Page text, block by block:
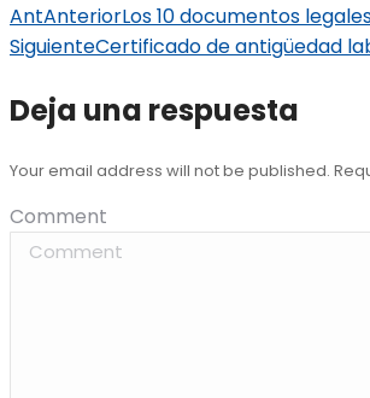
AntAnteriorLos 10 documentos
SiguienteCertificado de antigüedad
Deja una respuesta
Your email address will not be published.
Comment